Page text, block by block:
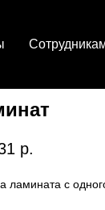
р.
ламината с